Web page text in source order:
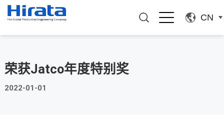
CN
荣获Jatco年度特别奖
2022-01-01